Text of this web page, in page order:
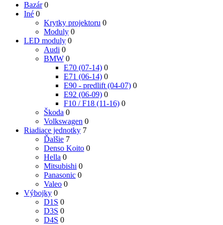
Bazár 0
Iné 0
Krytky projektoru 0
Moduly 0
LED moduly 0
Audi 0
BMW 0
E70 (07-14) 0
E71 (06-14) 0
E90 - predlift (04-07) 0
E92 (06-09) 0
F10 / F18 (11-16) 0
Škoda 0
Volkswagen 0
Riadiace jednotky 7
Ďalšie 7
Denso Koito 0
Hella 0
Mitsubishi 0
Panasonic 0
Valeo 0
Výbojky 0
D1S 0
D3S 0
D4S 0